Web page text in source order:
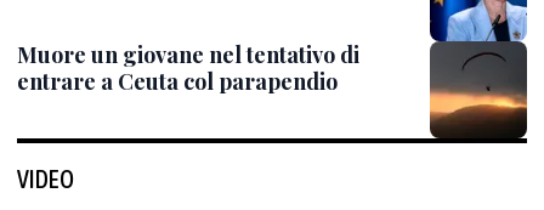
Muore un giovane nel tentativo di
entrare a Ceuta col parapendio
VIDEO